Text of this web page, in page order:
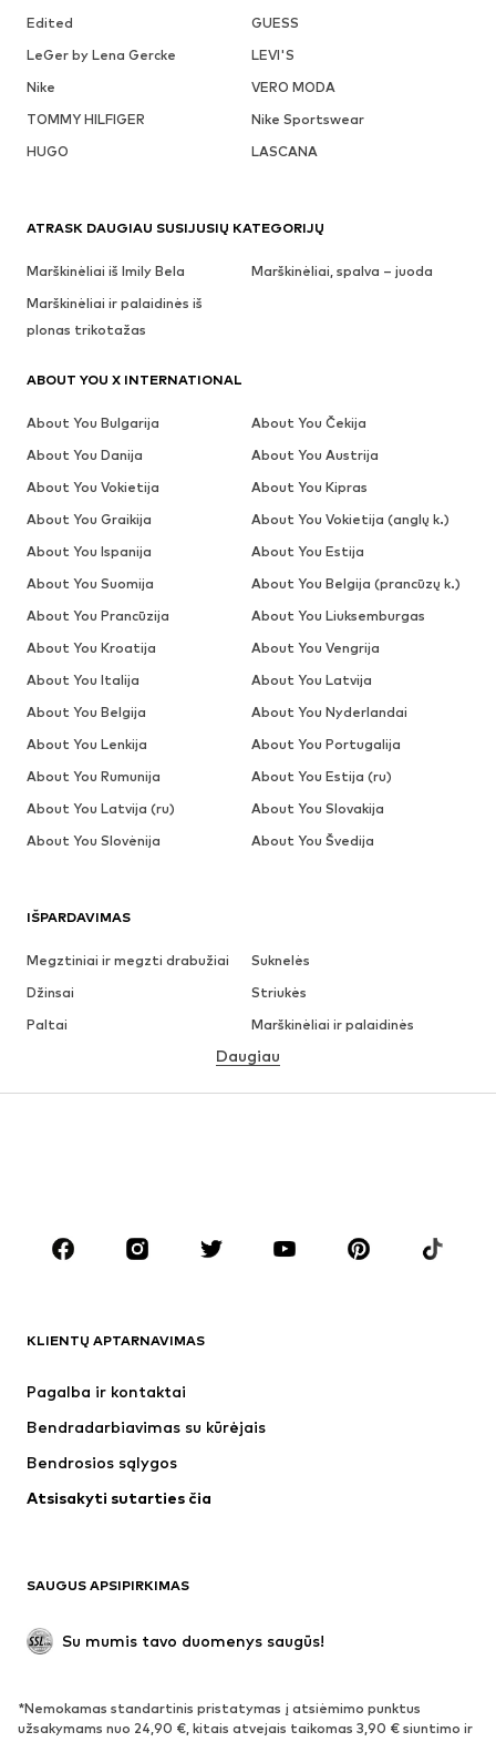
Edited
GUESS
LeGer by Lena Gercke
LEVI'S
Nike
VERO MODA
TOMMY HILFIGER
Nike Sportswear
HUGO
LASCANA
IŠPARDAVIMAS
Megztiniai ir megzti drabužiai
Suknelės
Džinsai
Striukės
Paltai
Marškinėliai ir palaidinės
Apatiniai
Aksesuarai
Premium
Naujienos
Marškinėliai ir palaidinės
Striukės
Megztiniai ir megzti drabužiai
Apatiniai
Paltai
Proginiai
Išskirtiniai
BATAI
Daugiau
KLIENTŲ APTARNAVIMAS
Pagalba ir kontaktai
Bendradarbiavimas su kūrėjais
Bendrosios sąlygos
Atsisakyti sutarties čia
SAUGUS APSIPIRKIMAS
Su mumis tavo duomenys saugūs!
*Nemokamas standartinis pristatymas į atsiėmimo punktus
užsakymams nuo 24,90 €, kitais atvejais taikomas 3,90 € siuntimo ir
ATRASK DAUGIAU SUSIJUSIŲ KATEGORIJŲ
Marškinėliai iš Imily Bela
Marškinėliai, spalva – juoda
Marškinėliai ir palaidinės iš
plonas trikotažas
ABOUT YOU X INTERNATIONAL
About You Bulgarija
About You Čekija
About You Danija
About You Austrija
About You Vokietija
About You Kipras
About You Graikija
About You Vokietija (anglų k.)
About You Ispanija
About You Estija
About You Suomija
About You Belgija (prancūzų k.)
About You Prancūzija
About You Liuksemburgas
About You Kroatija
About You Vengrija
About You Italija
About You Latvija
About You Belgija
About You Nyderlandai
About You Lenkija
About You Portugalija
About You Rumunija
About You Estija (ru)
About You Latvija (ru)
About You Slovakija
About You Slovėnija
About You Švedija